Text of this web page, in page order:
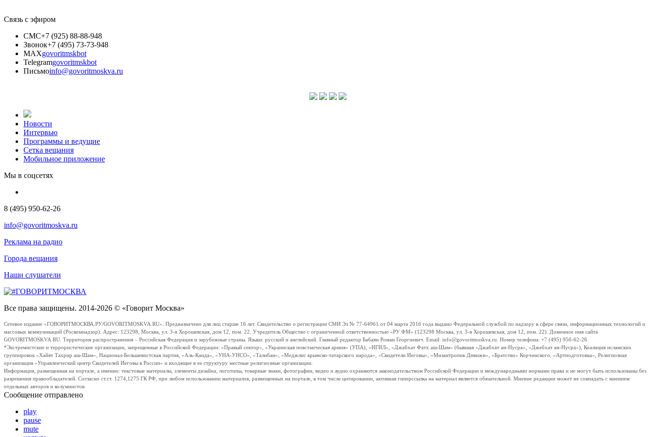
Связь с эфиром
СМС+7 (925) 88-88-948
Звонок+7 (495) 73-73-948
MAXgovoritmskbot
Telegramgovoritmskbot
Письмоinfo@govoritmoskva.ru
Новости
Интервью
Программы и ведущие
Сетка вещания
Мобильное приложение
Мы в соцсетях
8 (495) 950-62-26
info@govoritmoskva.ru
Реклама на радио
Города вещания
Наши слушатели
Все права защищены. 2014-2026 © «Говорит Москва»
Сетевое издание «ГОВОРИТМОСКВА.РУ/GOVORITMOSKVA.RU». Предназначено для лиц старше 16 лет. Свидетельство о регистрации СМИ Эл № 77-64961 от 04 марта 2016 года выдано Федеральной службой по надзору в сфере связи, информационных технологий и
массовых коммуникаций (Роскомнадзор). Адрес: 123298, Москва, ул. 3-я Хорошевская, дом 12, пом. 22. Учредитель Общество с ограниченной ответственностью «РУ ФМ» (123298 Москва, ул. 3-я Хорошевская, дом 12, пом. 22). Доменное имя сайта
GOVORITMOSKVA.RU. Территория распространения – Российская Федерация и зарубежные страны. Языки: русский и английский. Главный редактор Бабаян Роман Георгиевич. Email: info@govoritmoskva.ru. Номер телефона: +7 (495) 950-62-26
*Экстремистские и террористические организации, запрещенные в Российской Федерации: «Правый сектор», «Украинская повстанческая армия» (УПА), «ИГИЛ», «Джабхат Фатх аш-Шам» (бывшая «Джабхат ан-Нусра», «Джебхат ан-Нусра»), Коалиция исламских
группировок «Хайят Тахрир аш-Шам», Национал-Большевистская партия, «Аль-Каида», «УНА-УНСО», «Талибан», «Меджлис крымско-татарского народа», «Свидетели Иеговы», «Мизантропик Дивижн», «Братство» Корчинского, «Артподготовка», Религиозная
организация «Управленческий центр Свидетелей Иеговы в России» и входящие в ее структуру местные религиозные организации.
Информация, размещенная на портале, а именно: текстовые материалы, элементы дизайна, логотипы, товарные знаки, фотографии, видео и аудио охраняются законодательством Российской Федерации и международными нормами права и не могут быть использованы без
разрешения правообладателей. Согласно ст.ст. 1274,1275 ГК РФ, при любом использовании материалов, размещенных на портале, в том числе цитировании, активная гиперссылка на материал является обязательной. Мнение редакции может не совпадать с мнением
отдельных авторов и колумнистов.
Сообщение отправлено
play
pause
mute